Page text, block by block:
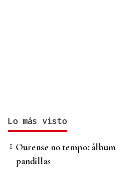
Lo más visto
Ourense no tempo: álbum
pandillas